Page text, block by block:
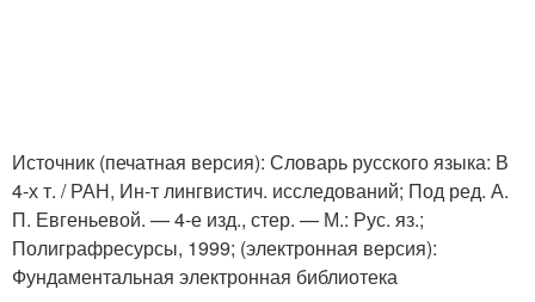
Источник (печатная версия): Словарь русского языка: В
4-х т. / РАН, Ин-т лингвистич. исследований; Под ред. А.
П. Евгеньевой. — 4-е изд., стер. — М.: Рус. яз.;
Полиграфресурсы, 1999; (электронная версия):
Фундаментальная электронная библиотека